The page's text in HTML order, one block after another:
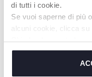
di tutti i cookie.
Se vuoi saperne di più
alcuni cookie, clicca su
Chiudendo questo
cookie tecnici,